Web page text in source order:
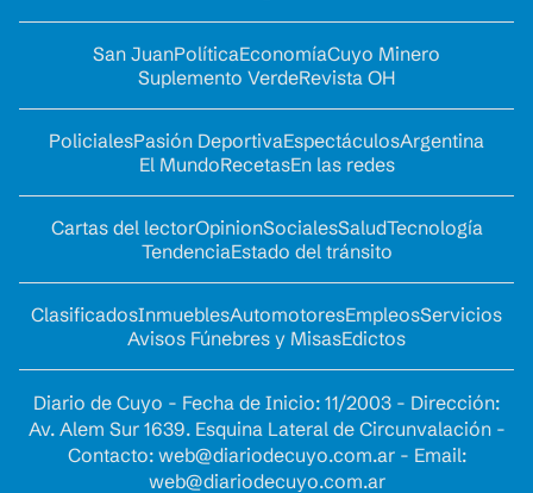
San JuanPolíticaEconomíaCuyo Minero
Suplemento VerdeRevista OH
PolicialesPasión DeportivaEspectáculosArgentina
El MundoRecetasEn las redes
Cartas del lectorOpinionSocialesSaludTecnología
TendenciaEstado del tránsito
ClasificadosInmueblesAutomotoresEmpleosServicios
Avisos Fúnebres y MisasEdictos
Diario de Cuyo - Fecha de Inicio: 11/2003 - Dirección:
Av. Alem Sur 1639. Esquina Lateral de Circunvalación -
Contacto: web@diariodecuyo.com.ar- Email:
web@diariodecuyo.com.ar